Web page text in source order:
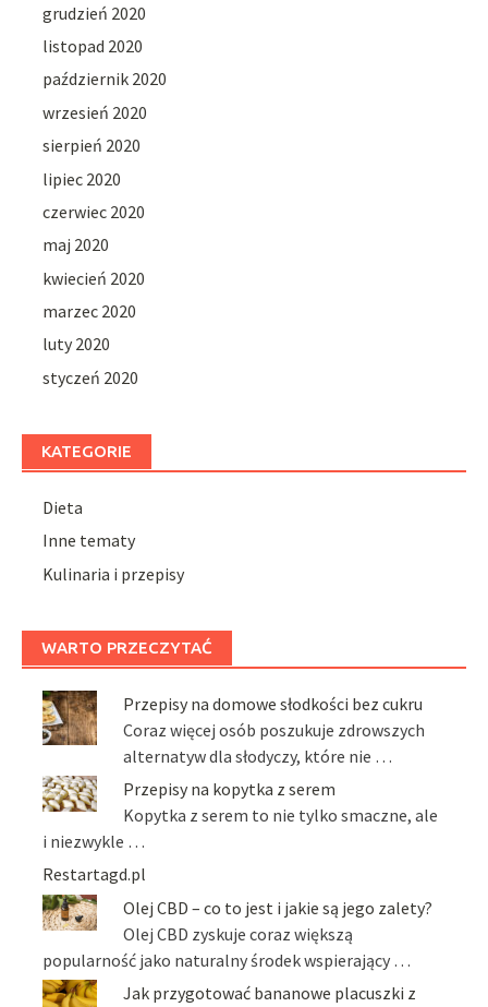
grudzień 2020
listopad 2020
październik 2020
wrzesień 2020
sierpień 2020
lipiec 2020
czerwiec 2020
maj 2020
kwiecień 2020
marzec 2020
luty 2020
styczeń 2020
KATEGORIE
Dieta
Inne tematy
Kulinaria i przepisy
WARTO PRZECZYTAĆ
Przepisy na domowe słodkości bez cukru
Coraz więcej osób poszukuje zdrowszych
alternatyw dla słodyczy, które nie …
Przepisy na kopytka z serem
Kopytka z serem to nie tylko smaczne, ale
i niezwykle …
Restartagd.pl
Olej CBD – co to jest i jakie są jego zalety?
Olej CBD zyskuje coraz większą
popularność jako naturalny środek wspierający …
Jak przygotować bananowe placuszki z